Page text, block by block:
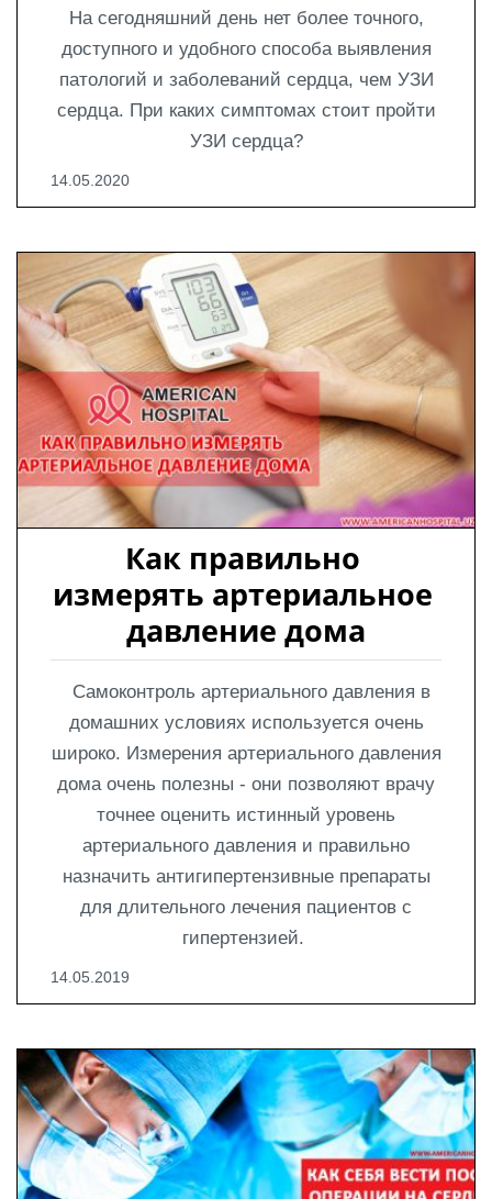
На сегодняшний день нет более точного,
доступного и удобного способа выявления
патологий и заболеваний сердца, чем УЗИ
сердца. При каких симптомах стоит пройти
УЗИ сердца?
14.05.2020
Как правильно
измерять артериальное
давление дома
Самоконтроль артериального давления в
домашних условиях используется очень
широко. Измерения артериального давления
дома очень полезны - они позволяют врачу
точнее оценить истинный уровень
артериального давления и правильно
назначить антигипертензивные препараты
для длительного лечения пациентов с
гипертензией.
14.05.2019